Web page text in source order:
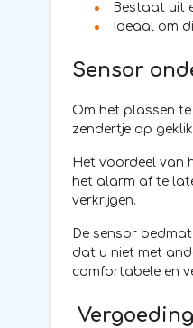
Bestaat uit
Ideaal om
Sensor
Om het plassen
zendertje op
Het voordeel van
het alarm af te
verkrijgen.
De sensor
dat u niet met
comfortabele en